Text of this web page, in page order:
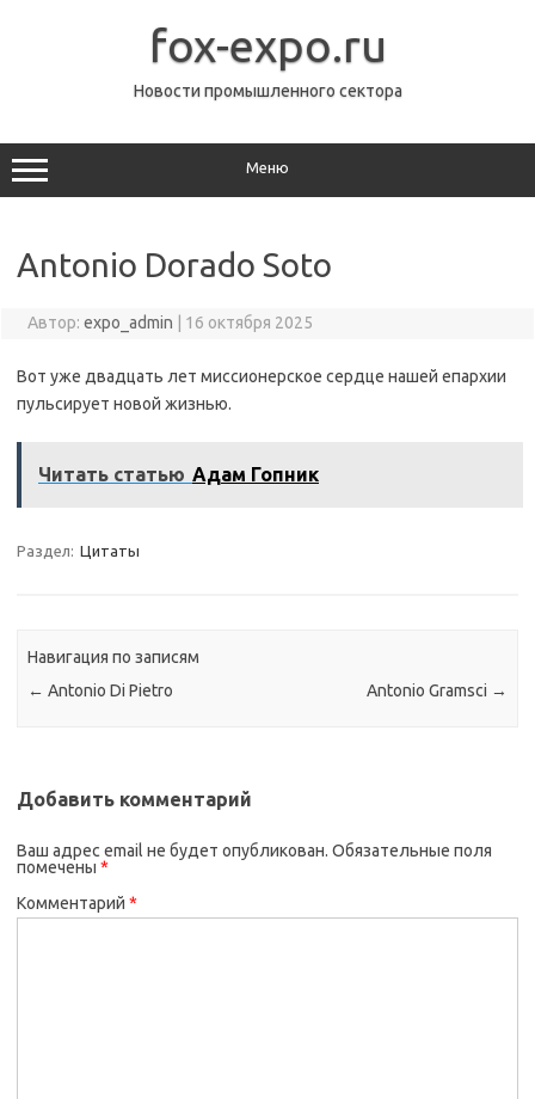
fox-expo.ru
Новости промышленного сектора
Меню
Antonio Dorado Soto
Автор: expo_admin 16 октября 2025
Вот уже двадцать лет миссионерское сердце нашей епархии
пульсирует новой жизнью.
Читать статью Адам Гопник
Раздел: Цитаты
Навигация по записям
← Antonio Di Pietro Antonio Gramsci →
Добавить комментарий
Ваш адрес email не будет опубликован. Обязательные поля
помечены *
Комментарий *